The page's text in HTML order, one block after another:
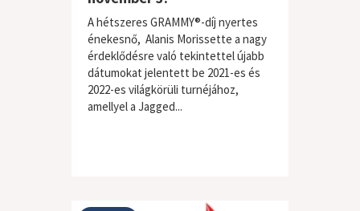
A hétszeres GRAMMY®-díj nyertes
énekesnő, Alanis Morissette a nagy
érdeklődésre való tekintettel újabb
dátumokat jelentett be 2021-es és
2022-es világkörüli turnéjához,
amellyel a Jagged...